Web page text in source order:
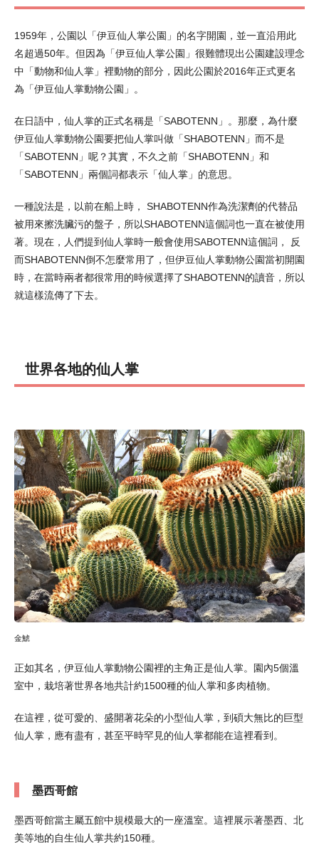
1959年，公園以「伊豆仙人掌公園」的名字開園，並一直沿用此
名超過50年。但因為「伊豆仙人掌公園」很難體現出公園建設理念
中「動物和仙人掌」裡動物的部分，因此公園於2016年正式更名
為「伊豆仙人掌動物公園」。
在日語中，仙人掌的正式名稱是「SABOTENN」。那麼，為什麼
伊豆仙人掌動物公園要把仙人掌叫做「SHABOTENN」而不是
「SABOTENN」呢？其實，不久之前「SHABOTENN」和
「SABOTENN」兩個詞都表示「仙人掌」的意思。
一種說法是，以前在船上時， SHABOTENN作為洗潔劑的代替品
被用來擦洗臟污的盤子，所以SHABOTENN這個詞也一直在被使用
著。現在，人們提到仙人掌時一般會使用SABOTENN這個詞， 反
而SHABOTENN倒不怎麼常用了，但伊豆仙人掌動物公園當初開園
時，在當時兩者都很常用的時候選擇了SHABOTENN的讀音，所以
就這樣流傳了下去。
世界各地的仙人掌
金鯱
正如其名，伊豆仙人掌動物公園裡的主角正是仙人掌。園內5個溫
室中，栽培著世界各地共計約1500種的仙人掌和多肉植物。
在這裡，從可愛的、盛開著花朵的小型仙人掌，到碩大無比的巨型
仙人掌，應有盡有，甚至平時罕見的仙人掌都能在這裡看到。
墨西哥館
墨西哥館當主屬五館中規模最大的一座溫室。這裡展示著墨西、北
美等地的自生仙人掌共約150種。